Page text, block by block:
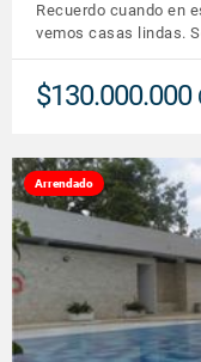
Recuerdo cuando en
vemos casas lindas.
$130.000.000
Arrendado